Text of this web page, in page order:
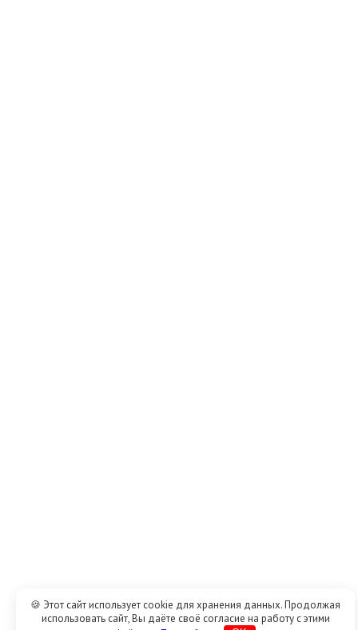
🍪 Этот сайт использует cookie для хранения данных. Продолжая
использовать сайт, Вы даёте своё согласие на работу с этими